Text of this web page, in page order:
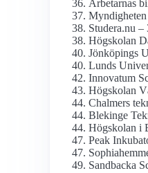
Arbetarnas
Studera.nu –
Högskolan
Jönköpings
Lunds
Innovatum
Högskolan
Chalmers
Blekinge
Högskolan i
Peak
Sandbacka